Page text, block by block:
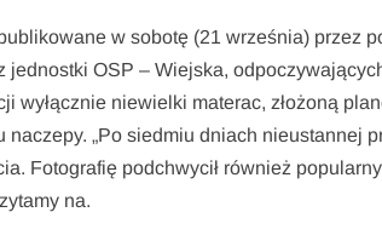
w sobotę (21 września) przez
OSP – Wiejska,
wyłącznie niewielki materac, złożoną
naczepy. „Po siedmiu dniach nieustannej
Fotografię podchwycił również popularny
na.